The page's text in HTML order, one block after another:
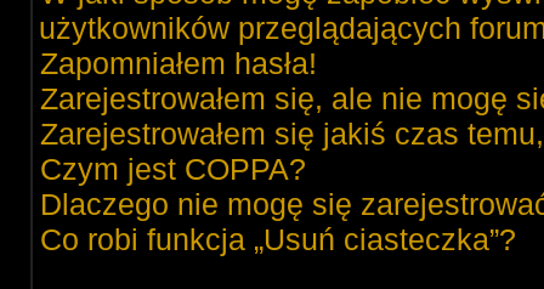
użytkowników przeglądających
Zapomniałem hasła!
Zarejestrowałem się, ale nie mogę
Zarejestrowałem się jakiś czas
Czym jest COPPA?
Dlaczego nie mogę się
Co robi funkcja „Usuń ciasteczka”?